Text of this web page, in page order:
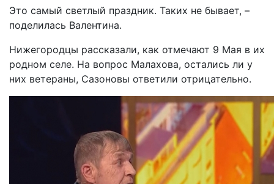
Это самый светлый праздник. Таких не бывает, –
поделилась Валентина.
Нижегородцы рассказали, как отмечают 9 Мая в их
родном селе. На вопрос Малахова, остались ли у
них ветераны, Сазоновы ответили отрицательно.